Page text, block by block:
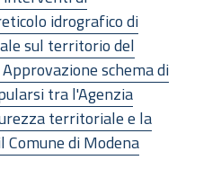
idrografico di
sul territorio del
schema di
tra l'Agenzia
territoriale e la
Comune di Modena